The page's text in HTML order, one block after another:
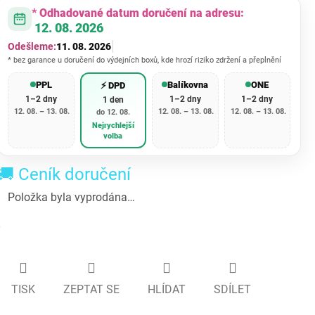
* Odhadované datum doručení na adresu:
12. 08. 2026
Odešleme:11. 08. 2026
* bez garance u doručení do výdejních boxů, kde hrozí riziko zdržení a přeplnění
PPL
1–2 dny
12. 08. – 13. 08.
⚡ DPD
1 den
do 12. 08.
Nejrychlejší
volba
Balíkovna
1–2 dny
12. 08. – 13. 08.
ONE
1–2 dny
12. 08. – 13. 08.
Ceník doručení
Položka byla vyprodána…
TISK ZEPTAT SE HLÍDAT SDÍLET